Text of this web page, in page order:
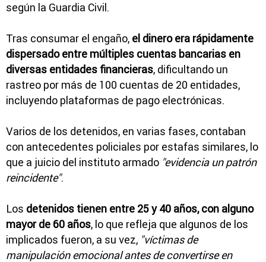
según la Guardia Civil.
Tras consumar el engaño, el dinero era rápidamente
dispersado entre múltiples cuentas bancarias en
diversas entidades financieras, dificultando un
rastreo por más de 100 cuentas de 20 entidades,
incluyendo plataformas de pago electrónicas.
Varios de los detenidos, en varias fases, contaban
con antecedentes policiales por estafas similares, lo
que a juicio del instituto armado "evidencia un patrón
reincidente".
Los detenidos tienen entre 25 y 40 años, con alguno
mayor de 60 años, lo que refleja que algunos de los
implicados fueron, a su vez, "víctimas de
manipulación emocional antes de convertirse en